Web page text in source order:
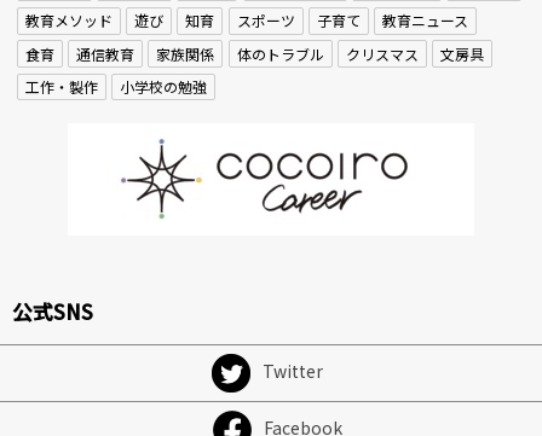
教育メソッド
遊び 知育 スポーツ 子育て
教育ニュース
食育
通信教育 家族関係 体のトラブル クリスマス
文房具
工作・製作
小学校の勉強
公式SNS
Twitter
Facebook